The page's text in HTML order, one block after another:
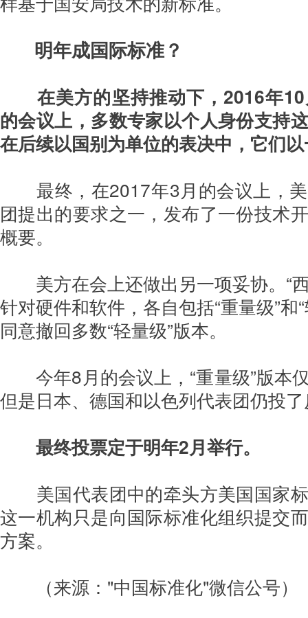
明年成国际标准？
在美方的坚持推动下，2016年
的会议上，多数专家以个人身份支持
在后续以国别为单位的表决中，它们
最终，在2017年3月的会议上，
团提出的要求之一，发布了一份技术
概要。
美方在会上还做出另一项妥协。“
针对硬件和软件，各自包括“重量级”和
同意撤回多数“轻量级”版本。
今年8月的会议上，“重量级”版本
但是日本、德国和以色列代表团仍投
最终投票定于明年2月举行。
美国代表团中的牵头方美国国家
这一机构只是向国际标准化组织提交
方案。
（来源："中国标准化"微信公号）